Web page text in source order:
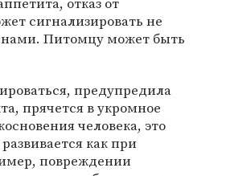
сигнализировать не
Питомцу может быть
предупредила
прячется в укромное
человека, это
как при
повреждении